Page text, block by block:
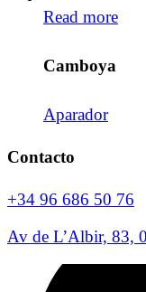
Read more
Camboya
Aparador
Contacto
+34 96 686 50 76
Av de L’Albir, 83,